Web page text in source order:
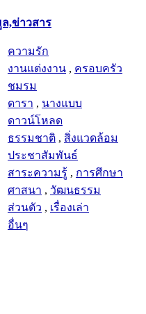
,ข่าวสาร
ความรัก
งานแต่งงาน
ครอบครัว
ชมรม
ดารา
นางแบบ
ดาวน์โหลด
ธรรมชาติ
สิ่งแวดล้อม
ประชาสัมพันธ์
สาระความรู้
การศึกษา
ศาสนา
วัฒนธรรม
ส่วนตัว
เรื่องเล่า
อื่นๆ